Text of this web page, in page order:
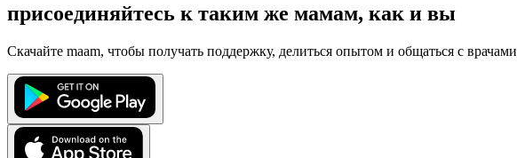
присоединяйтесь к таким же мамам, как и вы
Скачайте maam, чтобы получать поддержку, делиться опытом и общаться с врачами